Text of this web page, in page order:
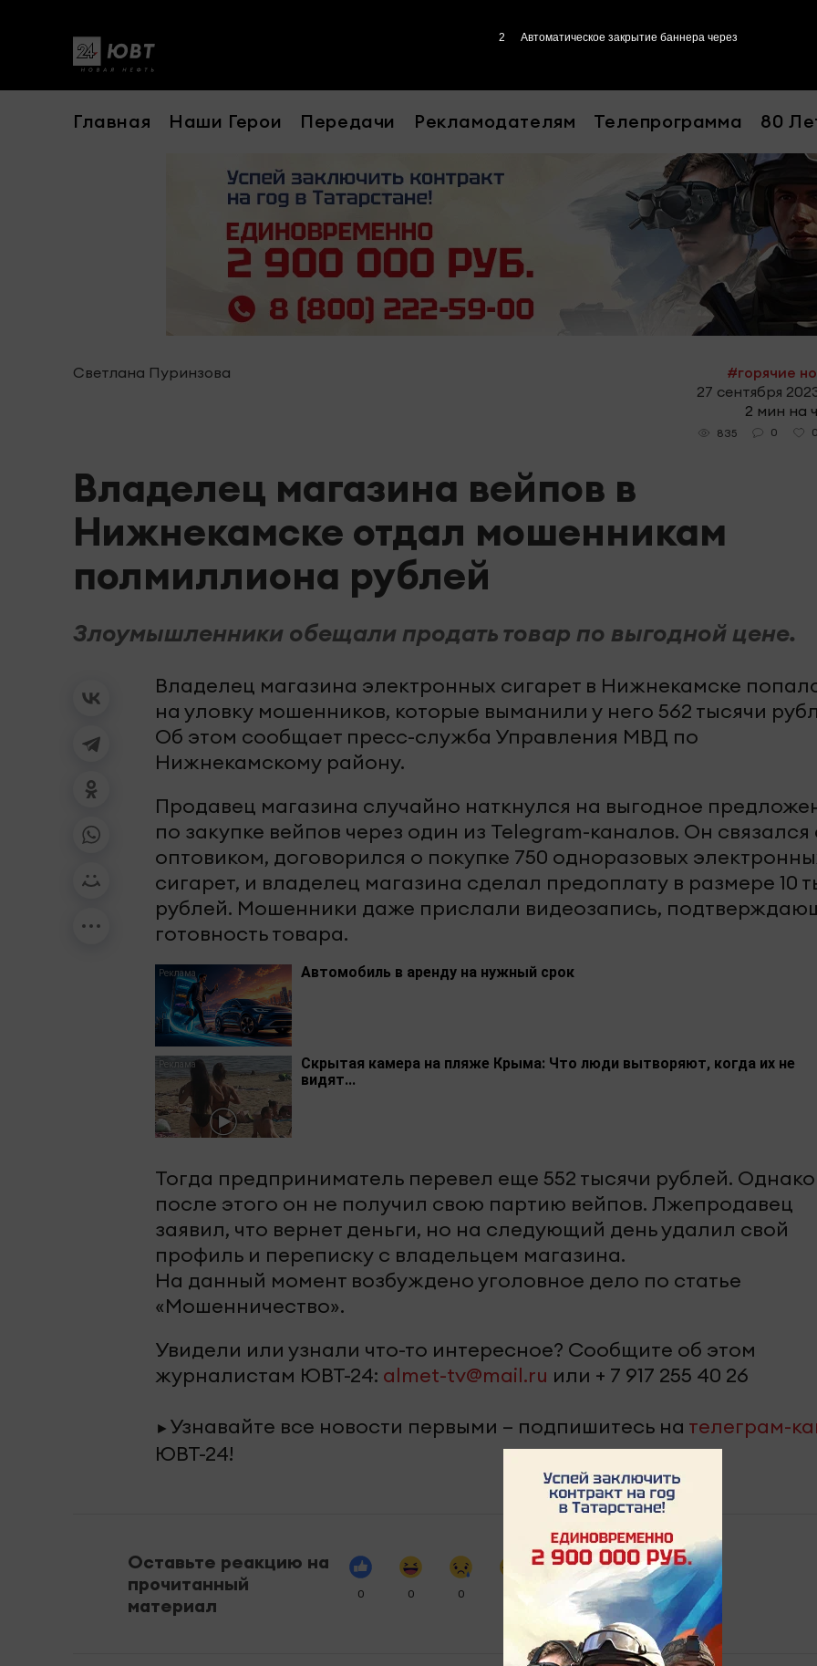
Главная Наши Герои Передачи Рекламодателям Телепрограмма 80
Светлана Пуринзова
#горячие
27 сентября
2 мин на
835 0
Владелец магазина вейпов в
Нижнекамске отдал мошенникам
полмиллиона рублей
Злоумышленники обещали продать товар по выгодной цене.
Владелец магазина электронных сигарет в Нижнекамске
на уловку мошенников, которые выманили у него 562 тысячи
Об этом сообщает пресс-служба Управления МВД по
Нижнекамскому району.
Продавец магазина случайно наткнулся на выгодное
по закупке вейпов через один из Telegram-каналов. Он связался
оптовиком, договорился о покупке 750 одноразовых
сигарет, и владелец магазина сделал предоплату в размере 10
рублей. Мошенники даже прислали видеозапись,
готовность товара.
Автомобиль в аренду на нужный срок
Скрытая камера на пляже Крыма: Что люди вытворяют, когда их не
видят...
Тогда предприниматель перевел еще 552 тысячи рублей. Однако
после этого он не получил свою партию вейпов. Лжепродавец
заявил, что вернет деньги, но на следующий день удалил свой
профиль и переписку с владельцем магазина.
На данный момент возбуждено уголовное дело по статье
«Мошенничество».
Увидели или узнали что-то интересное? Сообщите об этом
журналистам ЮВТ-24: almet-tv@mail.ru или + 7 917 255 40 26
► Узнавайте все новости первыми – подпишитесь на телеграм-
ЮВТ-24!
Оставьте реакцию на
прочитанный
материал
0 0 0
1 Автоматическое закрытие баннера через